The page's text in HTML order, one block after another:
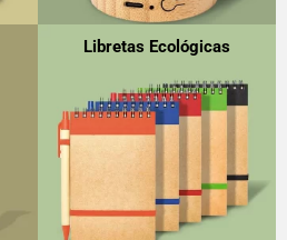
Libretas Ecológicas